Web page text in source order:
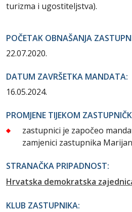
turizma i ugostiteljstva).
POČETAK OBNAŠANJA
22.07.2020.
DATUM ZAVRŠETKA MANDATA:
16.05.2024.
PROMJENE TIJEKOM
zastupnici je započeo
zamjenici zastupnika
STRANAČKA PRIPADNOST:
Hrvatska demokratska
KLUB ZASTUPNIKA: